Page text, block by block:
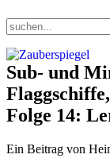
Sub- und
Folge 14:
Ein Beitrag von